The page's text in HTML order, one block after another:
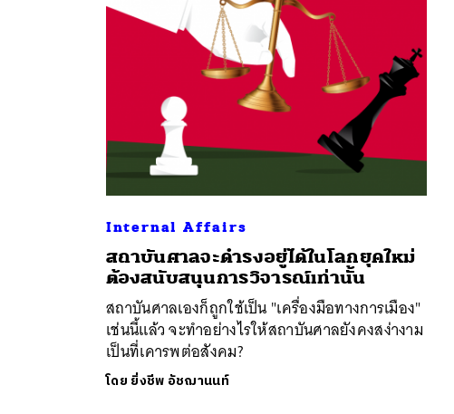
Internal Affairs
สถาบันศาลจะดำรงอยู่ได้ในโลกยุคใหม่
ต้องสนับสนุนการวิจารณ์เท่านั้น
สถาบันศาลเองก็ถูกใช้เป็น "เครื่องมือทางการเมือง"
เช่นนี้แล้ว จะทำอย่างไรให้สถาบันศาลยังคงสง่างาม
เป็นที่เคารพต่อสังคม?
โดย ยิ่งชีพ อัชฌานนท์
ค้นหา